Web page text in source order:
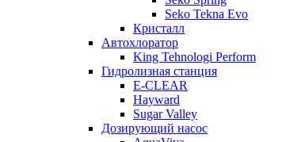
Seko Tekna Evo
Кристалл
Автохлоратор
King Tehnologi Perform
Гидролизная станция
E-CLEAR
Hayward
Sugar Valley
Дозирующий насос